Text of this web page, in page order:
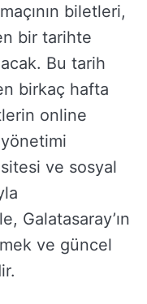
biletleri,
bir tarihte
Bu tarih
birkaç hafta
online
ve sosyal
Galatasaray’ın
ve güncel